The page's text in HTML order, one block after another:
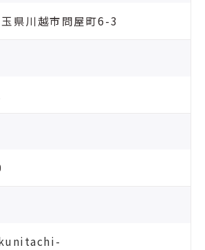
県川越市問屋町6-3